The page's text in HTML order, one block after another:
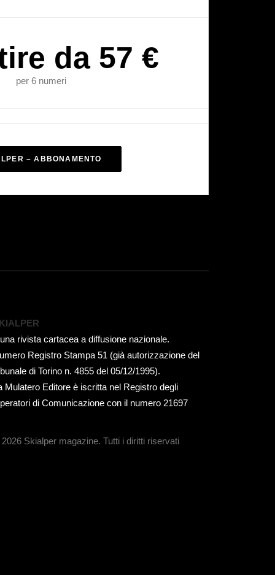
da 57 €
per 6 numeri
– ABBONAMENTO
rivista cartacea a diffusione nazionale.
Registro Stampa 51 (già autorizzazione del
di Torino n. 4855 del 05/12/1995).
Mulatero Editore è iscritta nel Registro degli
di Comunicazione con il numero 21697
Skialper magazine. Tutti i diritti riservati